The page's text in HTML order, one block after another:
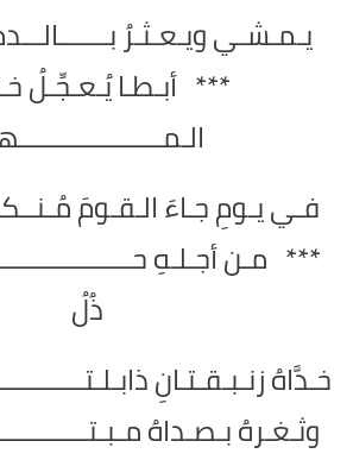
يـمـشـي ويـعـثـرُ
*** أبـطـا يُـعـجِّـلُ
فـي يـومِ جـاءَ الـقـومَ
*** مـن أجـلـهِ
ذُلُ
خـدَّاهُ زنـبـقـتـانِ
وثـغـرهُ بـصـداهُ